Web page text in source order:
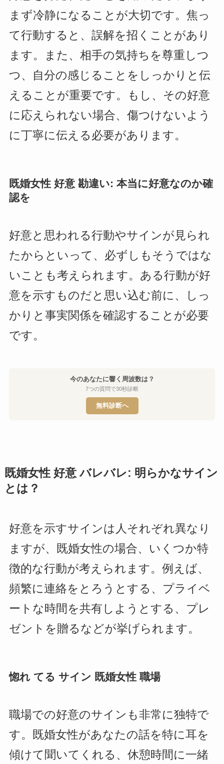
まず冷静になることが大切です。焦っ
て行動すると、誤解を招くことがあり
ます。また、相手の気持ちを尊重しつ
つ、自分の感じることをしっかりと伝
えることが重要です。もし、その好意
に応えられない場合、傷つけないよう
に丁寧に伝える必要があります。
既婚女性 好意 勘違い: 本当に好意なのか確
認を
好意と思われる行動やサインが見られ
たからといって、必ずしもそうではな
いことも考えられます。ある行動が好
意を示すものだと思い込む前に、しっ
かりと事実関係を確認することが必要
です。
今のあなたに響く周波数は？
7つの質問で30秒診断
無料診断へ
既婚女性 好意 バレバレ: 明らかなサイン
とは？
好意を示すサインは人それぞれ異なり
ますが、既婚女性の場合、いくつか特
徴的な行動が考えられます。例えば、
頻繁に連絡をとろうとする、プライベ
ートな時間を共有しようとする、プレ
ゼントを贈るなどが挙げられます。
惚れ てる サイン 既婚女性 職場
職場での好意のサインも非常に独特で
す。既婚女性があなたの話を特に耳を
傾けて聞いてくれる、休憩時間に一緒